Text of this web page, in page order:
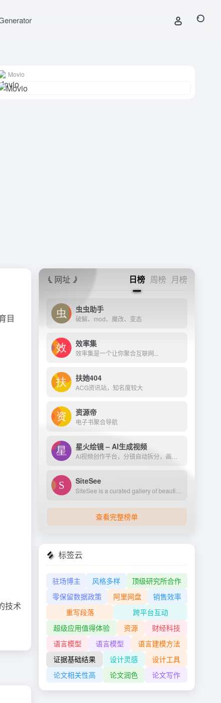
Movio
目
技术
网址 日榜 周榜 月榜
虫虫助手
破解、mod、魔改、变态
效率集
效率集是一个让你聚合互联网...
扶她404
ACG资讯站，知名度较大
资源帝
电子书聚合导航
星火绘镜 – AI生成视频
SiteSee
查看完整榜单
标签云
驻场博主 风格多样
顶级研究所合作
零保留数据政策
阿里网盘
销售效率
重写段落
跨平台互动
超级应用值得体验
资源
财经科技
语言模型
语言模型
语言建模方法
证据基础结果
设计灵感
设计工具
论文相关性高
论文润色 论文写作